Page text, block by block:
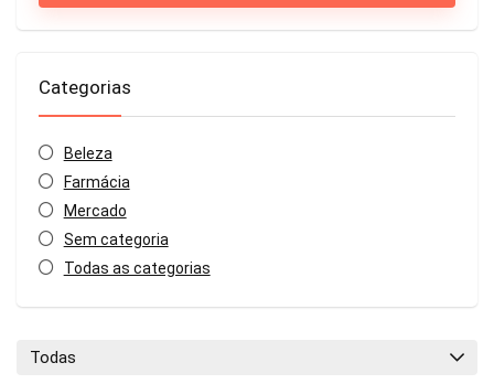
Categorias
Beleza
Farmácia
Mercado
Sem categoria
Todas as categorias
Todas